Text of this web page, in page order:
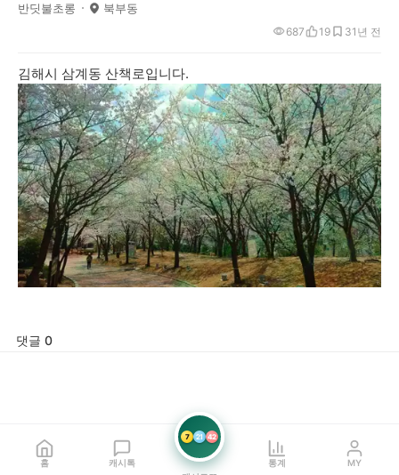
반딧불초롱 북부동
1년 전
687 19 3
김해시 삼계동 산책로입니다.
댓글 0
홈 캐시톡
7 21 42
통계 MY